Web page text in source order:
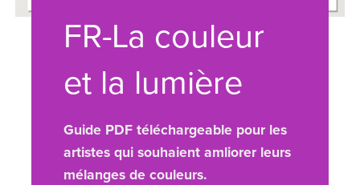
FR-La couleur
et la lumière
Guide PDF téléchargeable pour les
artistes qui souhaient amliorer leurs
mélanges de couleurs.